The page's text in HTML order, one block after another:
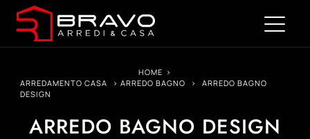
HOME >
ARREDAMENTO CASA
> ARREDO BAGNO >
ARREDO BAGNO
DESIGN
ARREDO BAGNO DESIGN